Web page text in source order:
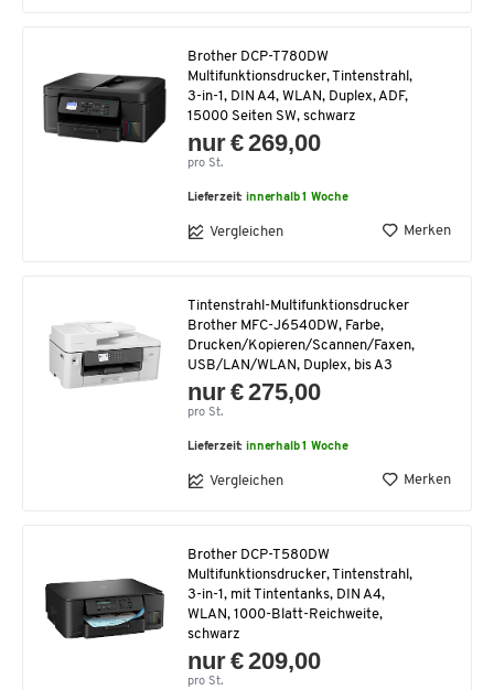
Brother DCP-T780DW
Multifunktionsdrucker, Tintenstrahl,
3-in-1, DIN A4, WLAN, Duplex, ADF,
15000 Seiten SW, schwarz
nur € 269,00
pro St.
Lieferzeit:innerhalb 1 Woche
Vergleichen Merken
Tintenstrahl-Multifunktionsdrucker
Brother MFC-J6540DW, Farbe,
Drucken/Kopieren/Scannen/Faxen,
USB/LAN/WLAN, Duplex, bis A3
nur € 275,00
pro St.
Lieferzeit:innerhalb 1 Woche
Vergleichen Merken
Brother DCP-T580DW
Multifunktionsdrucker, Tintenstrahl,
3-in-1, mit Tintentanks, DIN A4,
WLAN, 1000-Blatt-Reichweite,
schwarz
nur € 209,00
pro St.